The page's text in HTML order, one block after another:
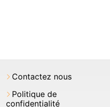
Contactez nous
Politique de
confidentialité